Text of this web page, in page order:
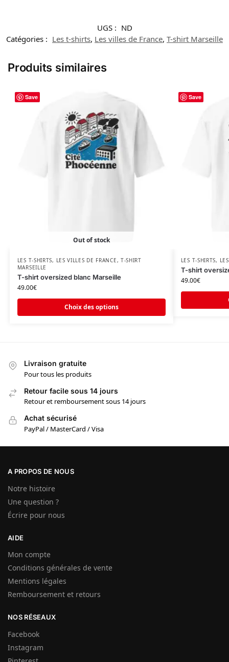
UGS : ND
Catégories : Les t-shirts, Les villes de France, T-shirt Marseille
Produits similaires
Save
Out of stock
LES T-SHIRTS, LES VILLES DE FRANCE, T-SHIRT
MARSEILLE
T-shirt oversized blanc Marseille
49.00€
Choix des options
Save
LES T-SHIRTS,
T-shirt
49.00€
Livraison gratuite
Pour tous les produits
Retour facile sous 14 jours
Retour et remboursement sous 14 jours
Achat sécurisé
PayPal / MasterCard / Visa
A PROPOS DE NOUS
Notre histoire
Une question ?
Écrire pour nous
AIDE
Mon compte
Conditions générales de vente
Mentions légales
Remboursement et retours
NOS RÉSEAUX
Facebook
Instagram